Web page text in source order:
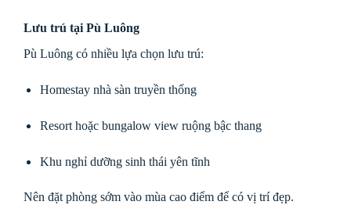
Lưu trú tại Pù Luông
Pù Luông có nhiều lựa chọn lưu trú:
Homestay nhà sàn truyền thống
Resort hoặc bungalow view ruộng bậc thang
Khu nghỉ dưỡng sinh thái yên tĩnh
Nên đặt phòng sớm vào mùa cao điểm để có vị trí đẹp.